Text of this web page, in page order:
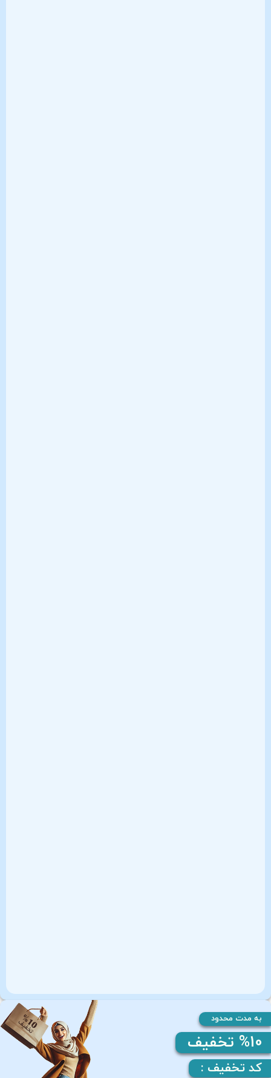
به مدت محدود
%10 تخفیف
کد تخفیف :